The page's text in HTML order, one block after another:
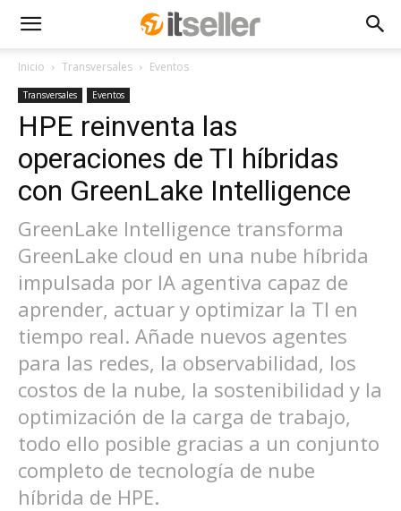
Inicio Transversales Eventos
Transversales Eventos
HPE reinventa las
operaciones de TI híbridas
con GreenLake Intelligence
GreenLake Intelligence transforma
GreenLake cloud en una nube híbrida
impulsada por IA agentiva capaz de
aprender, actuar y optimizar la TI en
tiempo real. Añade nuevos agentes
para las redes, la observabilidad, los
costos de la nube, la sostenibilidad y la
optimización de la carga de trabajo,
todo ello posible gracias a un conjunto
completo de tecnología de nube
híbrida de HPE.